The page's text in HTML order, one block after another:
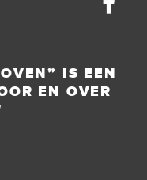
IS EEN
EN OVER